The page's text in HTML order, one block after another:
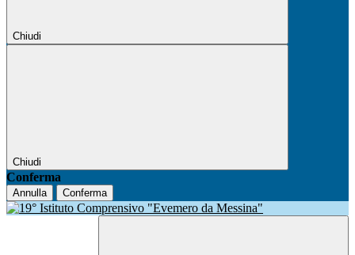
Chiudi
Chiudi
Conferma
Annulla Conferma